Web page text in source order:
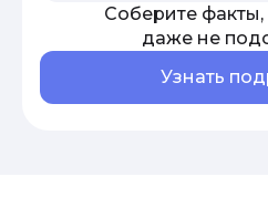
Соберите
даже не
Узнать